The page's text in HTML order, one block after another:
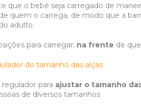
que o bebê seja carregado de
quem o carrega, de modo que a
adulto.
para carregar: na frente de
do tamanho das alças
regulador para ajustar o tamanho
de diversos tamanhos